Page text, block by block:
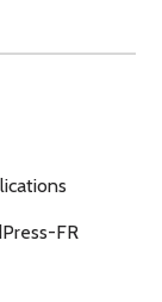
FR